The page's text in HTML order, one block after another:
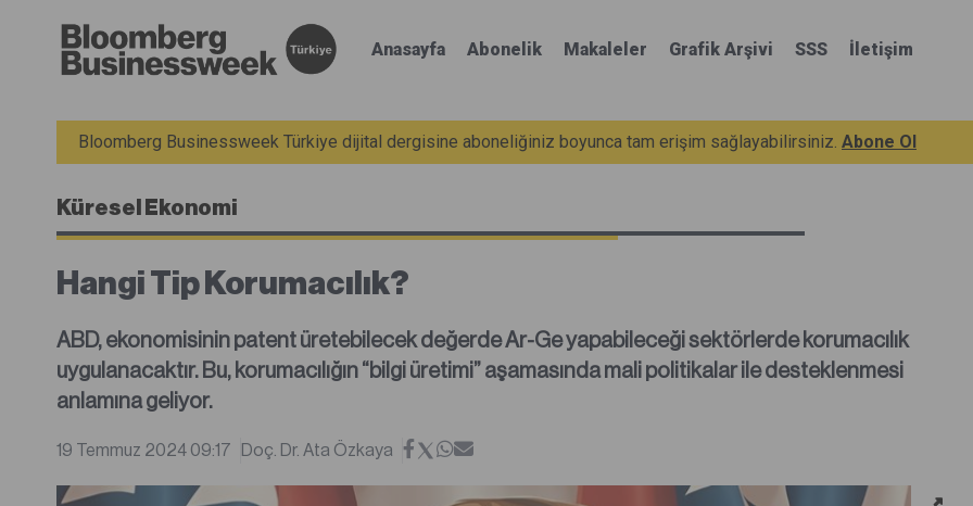
Anasayfa Abonelik Makaleler Grafik Arşivi SSS İletişim
Bloomberg Businessweek Türkiye dijital dergisine aboneliğiniz boyunca tam erişim sağlayabilirsiniz. Abone Ol
Küresel Ekonomi
Hangi Tip Korumacılık?
ABD, ekonomisinin patent üretebilecek değerde Ar-Ge yapabileceği sektörlerde korumacılık
uygulanacaktır. Bu, korumacılığın “bilgi üretimi” aşamasında mali politikalar ile desteklenmesi
anlamına geliyor.
19 Temmuz 2024 09:17 Doç. Dr. Ata Özkaya